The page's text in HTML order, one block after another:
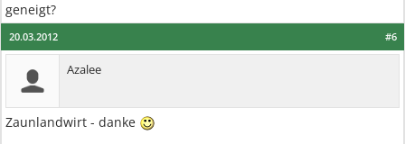
geneigt?
#6
20.03.2012
Azalee
Zaunlandwirt - danke